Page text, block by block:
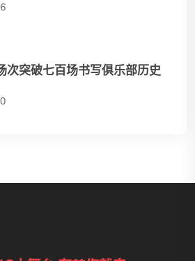
次突破七百场书写俱乐部历史